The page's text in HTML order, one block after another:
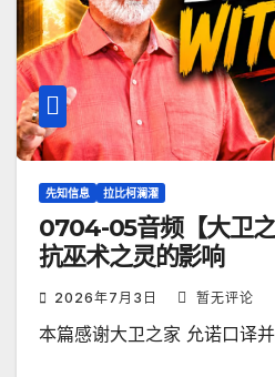
先知信息 拉比柯澜濯
0704-05音频【大卫
抗巫术之灵的影响
2026年7月3日 暂无评论
本篇感谢大卫之家 允诺口译